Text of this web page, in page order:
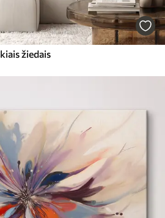
žiedais